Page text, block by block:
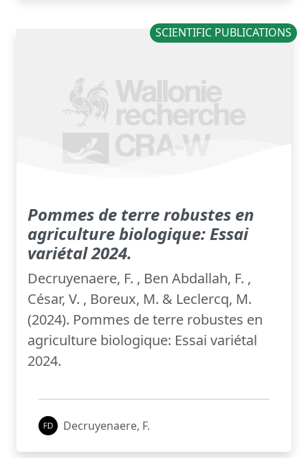
SCIENTIFIC PUBLICATIONS
Pommes de terre robustes en
agriculture biologique: Essai
variétal 2024.
Decruyenaere, F. , Ben Abdallah, F. ,
César, V. , Boreux, M. & Leclercq, M.
(2024). Pommes de terre robustes en
agriculture biologique: Essai variétal
2024.
Decruyenaere, F.